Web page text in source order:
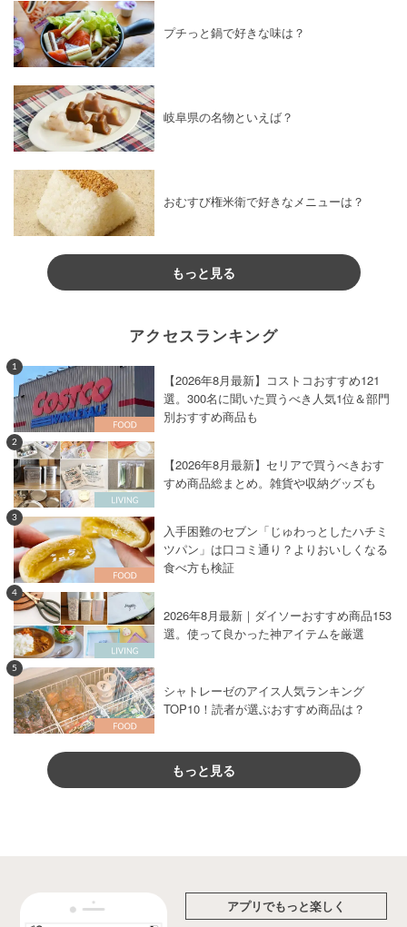
プチっと鍋で好きな味は？
岐阜県の名物といえば？
おむすび権米衛で好きなメニューは？
もっと見る
アクセスランキング
1
【2026年8月最新】コストコおすすめ121
選。300名に聞いた買うべき人気1位＆部門
別おすすめ商品も
2
【2026年8月最新】セリアで買うべきおす
すめ商品総まとめ。雑貨や収納グッズも
3
入手困難のセブン「じゅわっとしたハチミ
ツパン」は口コミ通り？よりおいしくなる
食べ方も検証
4
2026年8月最新｜ダイソーおすすめ商品153
選。使って良かった神アイテムを厳選
5
シャトレーゼのアイス人気ランキング
TOP10！読者が選ぶおすすめ商品は？
もっと見る
アプリでもっと楽しく